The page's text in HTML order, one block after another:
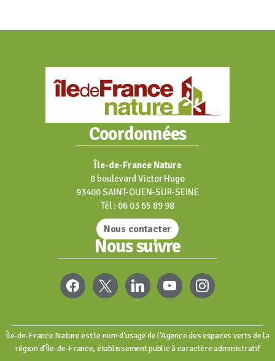
Coordonnées
Île-de-France Nature
8 boulevard Victor Hugo
93400 SAINT-OUEN-SUR-SEINE
Tél : 06 03 65 89 98
Nous contacter
Nous suivre
FACEBOOK
X LINKEDINYOUTUBEINSTAGRAM
Île-de-France Nature est le nom d’usage de l’Agence des espaces verts de la
région d’Île-de-France, établissement public à caractère administratif